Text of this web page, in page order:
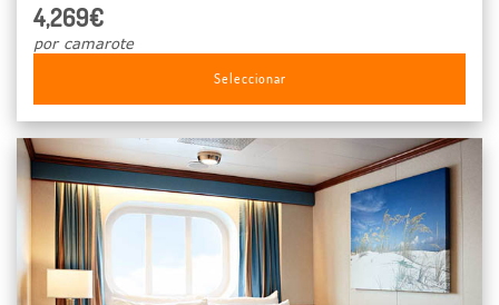
4,269€
por camarote
Seleccionar